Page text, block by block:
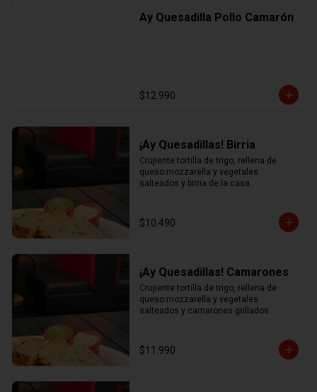
Ay Quesadilla Pollo Camarón
$12.990
¡Ay Quesadillas! Birria
Crujiente tortilla de trigo, rellena de
queso mozzarella y vegetales
salteados y birria de la casa.
$10.490
¡Ay Quesadillas! Camarones
Crujiente tortilla de trigo, rellena de
queso mozzarella y vegetales
salteados y camarones grillados.
$11.990